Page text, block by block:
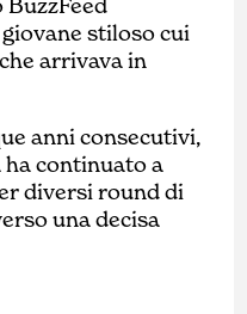
stiloso cui
arrivava in
anni consecutivi,
ha continuato a
diversi round di
una decisa